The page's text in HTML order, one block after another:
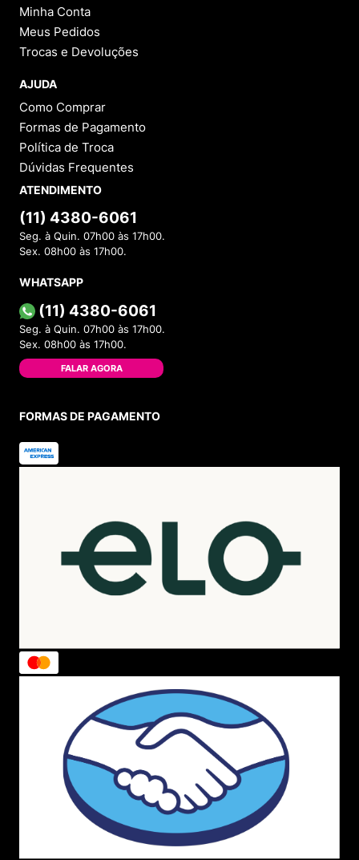
Minha Conta
Meus Pedidos
Trocas e Devoluções
AJUDA
Como Comprar
Formas de Pagamento
Política de Troca
Dúvidas Frequentes
ATENDIMENTO
(11) 4380-6061
Seg. à Quin. 07h00 às 17h00.
Sex. 08h00 às 17h00.
WHATSAPP
(11) 4380-6061
Seg. à Quin. 07h00 às 17h00.
Sex. 08h00 às 17h00.
FALAR AGORA
FORMAS DE PAGAMENTO